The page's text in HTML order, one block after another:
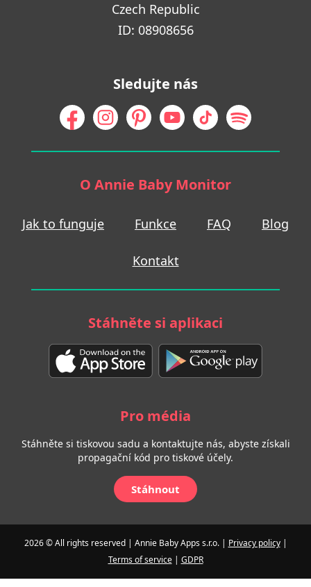
Czech Republic
ID: 08908656
Sledujte nás
O Annie Baby Monitor
Jak to funguje Funkce FAQ Blog
Kontakt
Stáhněte si aplikaci
Pro média
Stáhněte si tiskovou sadu a kontaktujte nás, abyste získali
propagační kód pro tiskové účely.
Stáhnout
2026 © All rights reserved | Annie Baby Apps s.r.o. | Privacy policy|
Terms of service| GDPR